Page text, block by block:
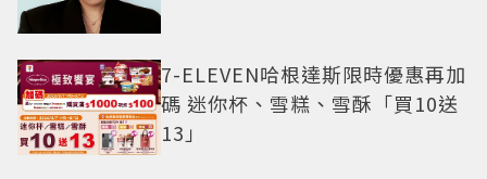
7-ELEVEN哈根達斯限時優惠再加
碼 迷你杯、雪糕、雪酥「買10送
13」